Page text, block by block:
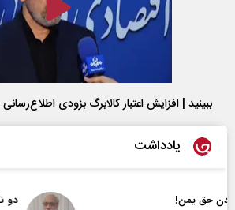
ببینید | افزایش اعتبار کالابرگ بزودی
یادداشت
دو نگاه، دو راه حل متضاد